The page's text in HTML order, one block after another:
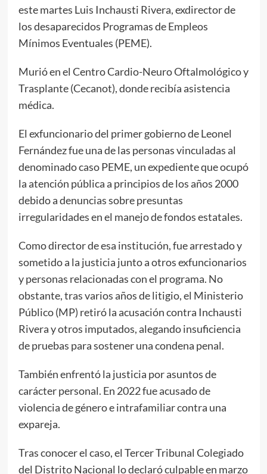
este martes Luis Inchausti Rivera, exdirector de
los desaparecidos Programas de Empleos
Mínimos Eventuales (PEME).
Murió en el Centro Cardio-Neuro Oftalmológico y
Trasplante (Cecanot), donde recibía asistencia
médica.
El exfuncionario del primer gobierno de Leonel
Fernández fue una de las personas vinculadas al
denominado caso PEME, un expediente que ocupó
la atención pública a principios de los años 2000
debido a denuncias sobre presuntas
irregularidades en el manejo de fondos estatales.
Como director de esa institución, fue arrestado y
sometido a la justicia junto a otros exfuncionarios
y personas relacionadas con el programa. No
obstante, tras varios años de litigio, el Ministerio
Público (MP) retiró la acusación contra Inchausti
Rivera y otros imputados, alegando insuficiencia
de pruebas para sostener una condena penal.
También enfrentó la justicia por asuntos de
carácter personal. En 2022 fue acusado de
violencia de género e intrafamiliar contra una
expareja.
Tras conocer el caso, el Tercer Tribunal Colegiado
del Distrito Nacional lo declaró culpable en marzo